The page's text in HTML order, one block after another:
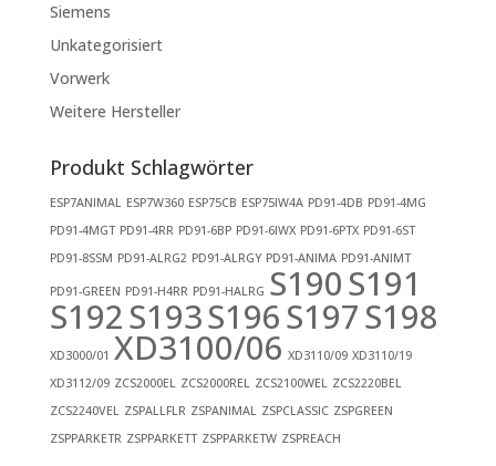
Siemens
Unkategorisiert
Vorwerk
Weitere Hersteller
Produkt Schlagwörter
ESP7ANIMAL ESP7W360 ESP75CB ESP75IW4A PD91-4DB PD91-4MG
PD91-4MGT PD91-4RR PD91-6BP PD91-6IWX PD91-6PTX PD91-6ST
PD91-8SSM PD91-ALRG2 PD91-ALRGY PD91-ANIMA PD91-ANIMT
PD91-GREEN PD91-H4RR PD91-HALRG S190S191
S192S193S196S197S198
XD3000/01 XD3100/06 XD3110/09 XD3110/19
XD3112/09 ZCS2000EL ZCS2000REL ZCS2100WEL ZCS2220BEL
ZCS2240VEL ZSPALLFLR ZSPANIMAL ZSPCLASSIC ZSPGREEN
ZSPPARKETR ZSPPARKETT ZSPPARKETW ZSPREACH